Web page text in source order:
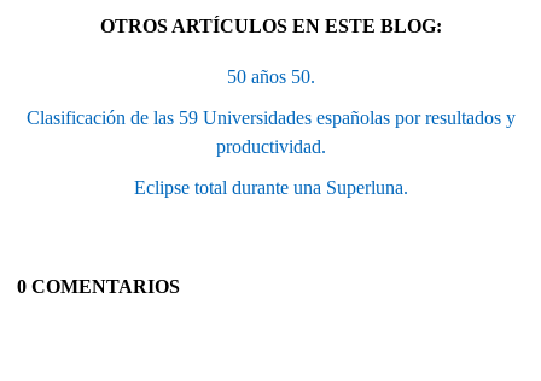
OTROS ARTÍCULOS EN ESTE BLOG:
50 años 50.
Clasificación de las 59 Universidades españolas por resultados y
productividad.
Eclipse total durante una Superluna.
0 COMENTARIOS